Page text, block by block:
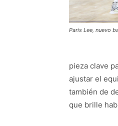
Paris Lee, nuevo
pieza clave
ajustar el
también de
que brille